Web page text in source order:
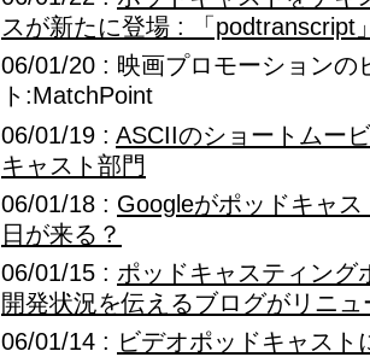
スが新たに登場 : 「podtranscript
06/01/20 : 映画プロモーションの
ト:MatchPoint
06/01/19 : ASCIIのショートムー
キャスト部門
06/01/18 : Googleがポッドキャ
日が来る？
06/01/15 : ポッドキャスティング
開発状況を伝えるブログがリニュ
06/01/14 : ビデオポッドキャスト